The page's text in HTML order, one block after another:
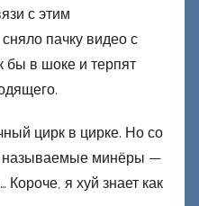
с этим
пачку видео с
бы в шоке и терпят
цирк в цирке. Но со
называемые минёры —
Короче, я хуй знает как